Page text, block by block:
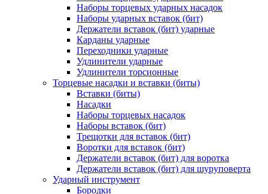
Наборы торцевых ударных насадок
Наборы ударных вставок (бит)
Держатели вставок (бит) ударные
Карданы ударные
Переходники ударные
Удлинители ударные
Удлинители торсионные
Торцевые насадки и вставки (биты)
Вставки (биты)
Насадки
Наборы торцевых насадок
Наборы вставок (бит)
Трещотки для вставок (бит)
Воротки для вставок (бит)
Держатели вставок (бит) для воротка
Держатели вставок (бит) для шуруповерта
Ударный инструмент
Бородки